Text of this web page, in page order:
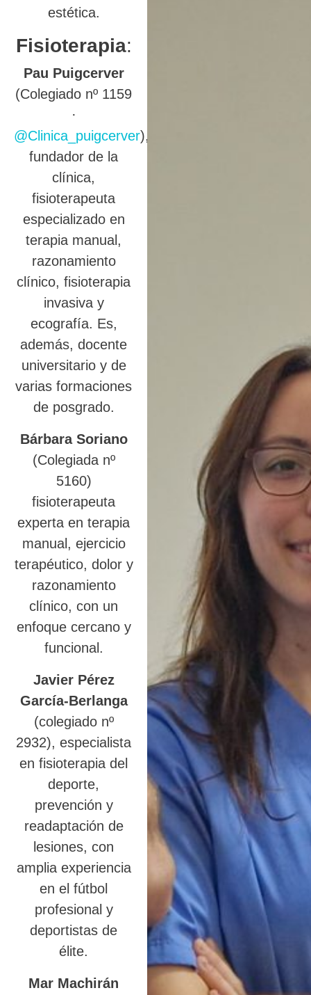
estética.
Fisioterapia:
Pau Puigcerver
(Colegiado nº 1159
·
@Clinica_puigcerver),
fundador de la
clínica,
fisioterapeuta
especializado en
terapia manual,
razonamiento
clínico, fisioterapia
invasiva y
ecografía. Es,
además, docente
universitario y de
varias formaciones
de posgrado.
Bárbara Soriano
(Colegiada nº
5160)
fisioterapeuta
experta en terapia
manual, ejercicio
terapéutico, dolor y
razonamiento
clínico, con un
enfoque cercano y
funcional.
Javier Pérez
García-Berlanga
(colegiado nº
2932), especialista
en fisioterapia del
deporte,
prevención y
readaptación de
lesiones, con
amplia experiencia
en el fútbol
profesional y
deportistas de
élite.
Mar Machirán